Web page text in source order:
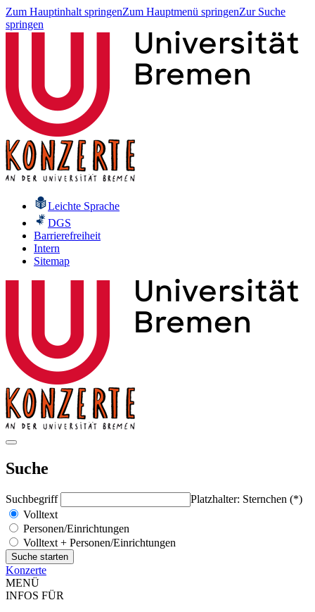
Zum Hauptinhalt springenZum Hauptmenü springenZur Suche
springen
Leichte Sprache
DGS
Barrierefreiheit
Intern
Sitemap
Suche
Suchbegriff
Platzhalter: Sternchen (*)
Volltext
Personen/Einrichtungen
Volltext + Personen/Einrichtungen
Konzerte
MENÜ
INFOS FÜR